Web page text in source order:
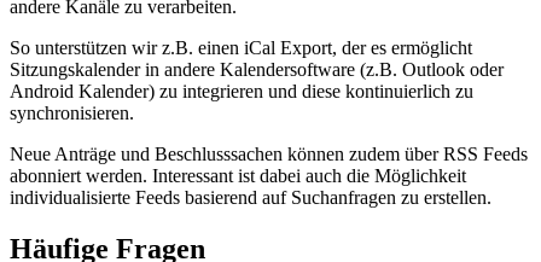
andere Kanäle zu verarbeiten.
So unterstützen wir z.B. einen iCal Export, der es ermöglicht
Sitzungskalender in andere Kalendersoftware (z.B. Outlook oder
Android Kalender) zu integrieren und diese kontinuierlich zu
synchronisieren.
Neue Anträge und Beschlusssachen können zudem über RSS Feeds
abonniert werden. Interessant ist dabei auch die Möglichkeit
individualisierte Feeds basierend auf Suchanfragen zu erstellen.
Häufige Fragen